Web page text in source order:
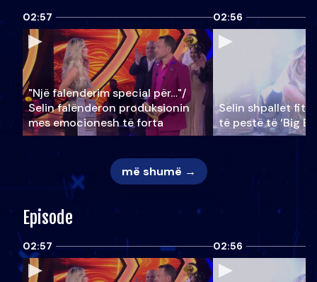
02:57
"Një falenderim special për…"/
Selin falënderon produksionin
mes emocionesh të forta
02:56
Selin shpallet
të pestë të ‘Big
më shumë →
Episode
02:57 02:56